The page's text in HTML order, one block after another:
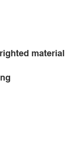
material